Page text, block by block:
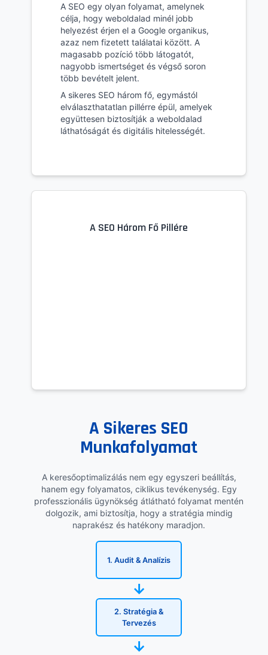
A SEO egy olyan folyamat, amelynek
célja, hogy weboldalad minél jobb
helyezést érjen el a Google organikus,
azaz nem fizetett találatai között. A
magasabb pozíció több látogatót,
nagyobb ismertséget és végső soron
több bevételt jelent.
A sikeres SEO három fő, egymástól
elválaszthatatlan pillérre épül, amelyek
együttesen biztosítják a weboldalad
láthatóságát és digitális hitelességét.
A SEO Három Fő Pillére
A Sikeres SEO
Munkafolyamat
A keresőoptimalizálás nem egy egyszeri beállítás,
hanem egy folyamatos, ciklikus tevékenység. Egy
professzionális ügynökség átlátható folyamat mentén
dolgozik, ami biztosítja, hogy a stratégia mindig
naprakész és hatékony maradjon.
1. Audit & Analízis
→
2. Stratégia &
Tervezés
→